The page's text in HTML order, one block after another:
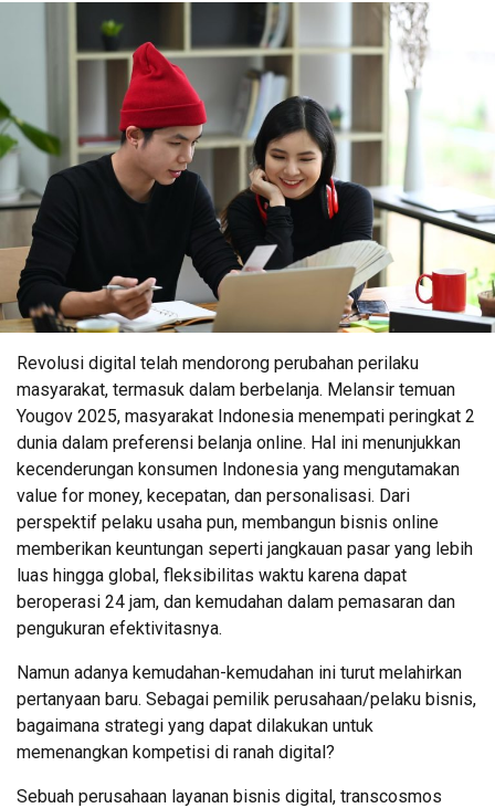
Revolusi digital telah mendorong perubahan perilaku
masyarakat, termasuk dalam berbelanja. Melansir temuan
Yougov 2025, masyarakat Indonesia menempati peringkat 2
dunia dalam preferensi belanja online. Hal ini menunjukkan
kecenderungan konsumen Indonesia yang mengutamakan
value for money, kecepatan, dan personalisasi. Dari
perspektif pelaku usaha pun, membangun bisnis online
memberikan keuntungan seperti jangkauan pasar yang lebih
luas hingga global, fleksibilitas waktu karena dapat
beroperasi 24 jam, dan kemudahan dalam pemasaran dan
pengukuran efektivitasnya.
Namun adanya kemudahan-kemudahan ini turut melahirkan
pertanyaan baru. Sebagai pemilik perusahaan/pelaku bisnis,
bagaimana strategi yang dapat dilakukan untuk
memenangkan kompetisi di ranah digital?
Sebuah perusahaan layanan bisnis digital, transcosmos